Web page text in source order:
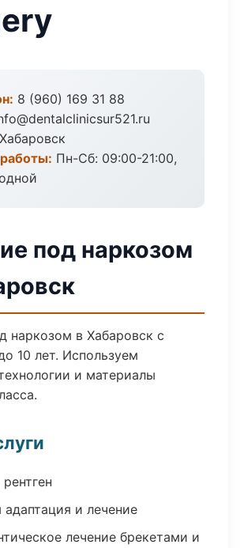
8 (960) 169 31 88
Хабаровск
Пн-Сб: 09:00-21:00,
под наркозом
наркозом в Хабаровск с
10 лет. Используем
и материалы
рентген
адаптация и лечение
лечение брекетами и